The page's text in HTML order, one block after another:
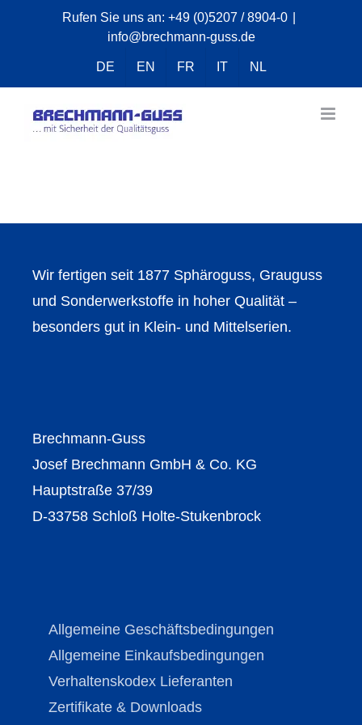
Rufen Sie uns an: +49 (0)5207 / 8904-0
info@brechmann-guss.de
DE EN FR IT NL
Wir fertigen seit 1877 Sphäroguss, Grauguss
und Sonderwerkstoffe in hoher Qualität –
besonders gut in Klein- und Mittelserien.
Brechmann-Guss
Josef Brechmann GmbH & Co. KG
Hauptstraße 37/39
D-33758 Schloß Holte-Stukenbrock
Allgemeine Geschäftsbedingungen
Allgemeine Einkaufsbedingungen
Verhaltenskodex Lieferanten
Zertifikate & Downloads